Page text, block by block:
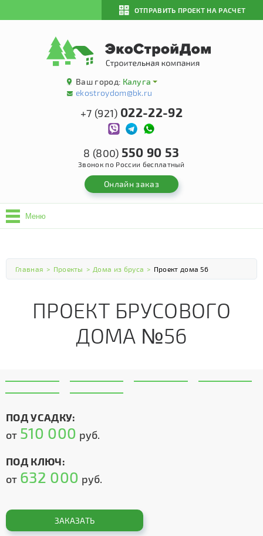
ОТПРАВИТЬ ПРОЕКТ НА РАСЧЕТ
Ваш город: Калуга
ekostroydom@bk.ru
+7 (921) 022-22-92
8 (800) 550 90 53
Звонок по России бесплатный
Онлайн заказ
Меню
Главная > Проекты > Дома из бруса > Проект дома 56
ПРОЕКТ БРУСОВОГО
ДОМА №56
ПОД УСАДКУ:
от 510 000 руб.
ПОД КЛЮЧ:
от 632 000 руб.
ЗАКАЗАТЬ